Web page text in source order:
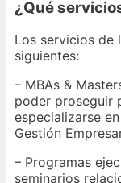
¿Qué
Los servicios de
siguientes:
– MBAs &
poder proseguir
especializarse
Gestión
– Programas
seminarios